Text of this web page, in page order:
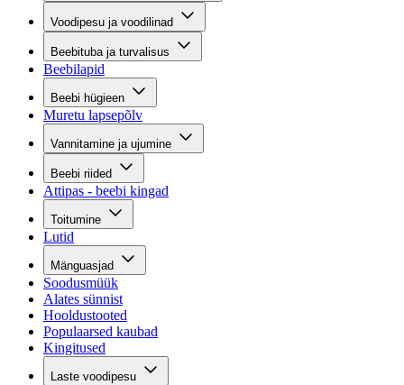
Voodipesu ja voodilinad
Beebituba ja turvalisus
Beebilapid
Beebi hügieen
Muretu lapsepõlv
Vannitamine ja ujumine
Beebi riided
Attipas - beebi kingad
Toitumine
Lutid
Mänguasjad
Soodusmüük
Alates sünnist
Hooldustooted
Populaarsed kaubad
Kingitused
Laste voodipesu